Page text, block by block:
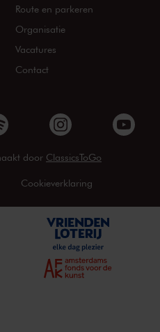
Route en parkeren
Organisatie
Vacatures
Contact
door ClassicsToGo
Cookieverklaring